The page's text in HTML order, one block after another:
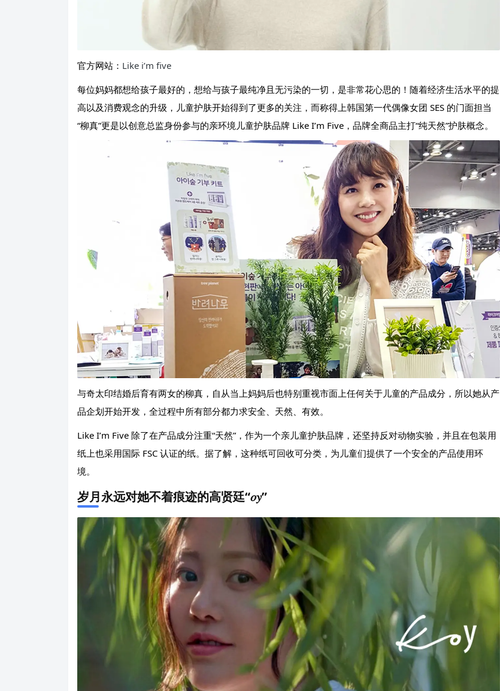
官方网站： Like i’m five
每位妈妈都想给孩子最好的，想给与孩子最纯净且无污染的一切，是非常花心思的！随着经济生活水平的提
高以及消费观念的升级，儿童护肤开始得到了更多的关注，而称得上韩国第一代偶像女团 SES 的门面担当
“柳真”更是以创意总监身份参与的亲环境儿童护肤品牌 Like I’m Five，品牌全商品主打“纯天然”护肤概念。
与奇太印结婚后育有两女的柳真，自从当上妈妈后也特别重视市面上任何关于儿童的产品成分，所以她从产
品企划开始开发，全过程中所有部分都力求安全、天然、有效。
Like I’m Five 除了在产品成分注重“天然”，作为一个亲儿童护肤品牌，还坚持反对动物实验，并且在包装用
纸上也采用国际 FSC 认证的纸。据了解，这种纸可回收可分类，为儿童们提供了一个安全的产品使用环
境。
岁月永远对她不着痕迹的高贤廷“𝑜𝑦”